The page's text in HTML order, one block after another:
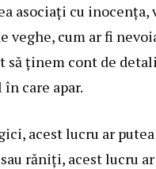
asociați cu
veghe, cum ar fi
să ținem cont de
care apar.
acest lucru ar
răniți, acest lucru